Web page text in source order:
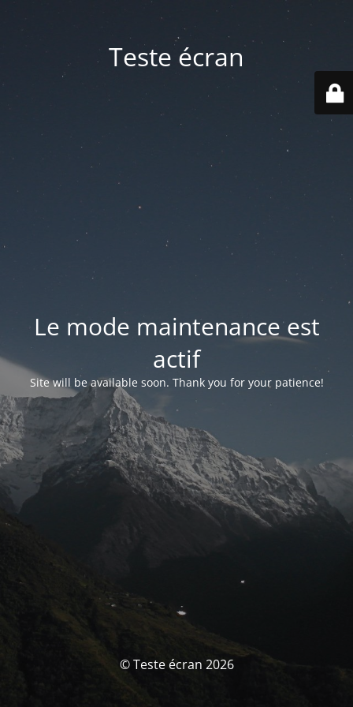
Teste écran
Le mode maintenance est
actif
Site will be available soon. Thank you for your patience!
© Teste écran 2026